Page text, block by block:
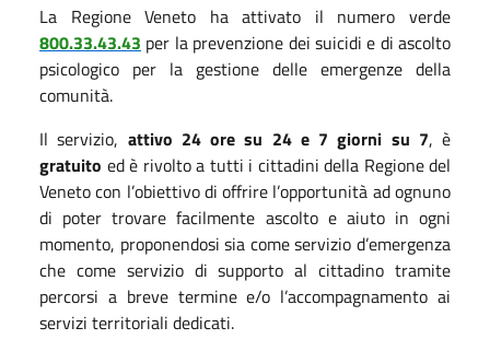
La Regione Veneto ha attivato il numero verde
800.33.43.43 per la prevenzione dei suicidi e di ascolto
psicologico per la gestione delle emergenze della
comunità.
Il servizio, attivo 24 ore su 24 e 7 giorni su 7, è
gratuito ed è rivolto a tutti i cittadini della Regione del
Veneto con l’obiettivo di offrire l’opportunità ad ognuno
di poter trovare facilmente ascolto e aiuto in ogni
momento, proponendosi sia come servizio d’emergenza
che come servizio di supporto al cittadino tramite
percorsi a breve termine e/o l’accompagnamento ai
servizi territoriali dedicati.